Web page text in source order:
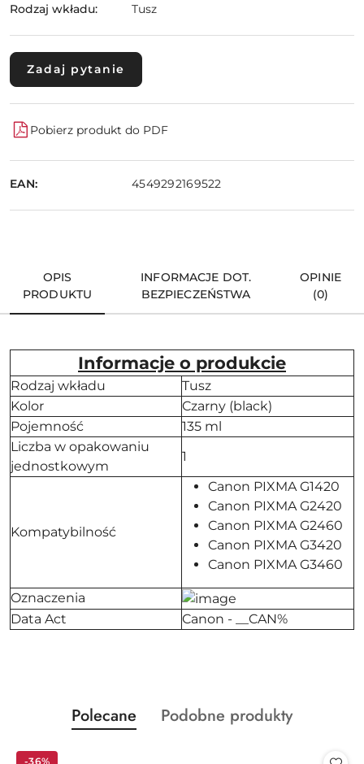
Rodzaj wkładu:
Tusz
Zadaj pytanie
Pobierz produkt do PDF
EAN: 4549292169522
OPIS
PRODUKTU
INFORMACJE DOT.
BEZPIECZEŃSTWA
OPINIE
(0)
Informacje o produkcie
Rodzaj wkładu
Tusz
Kolor
Czarny (black)
Pojemność
135 ml
Liczba w opakowaniu
jednostkowym
1
Kompatybilność
Canon PIXMA G1420
Canon PIXMA G2420
Canon PIXMA G2460
Canon PIXMA G3420
Canon PIXMA G3460
Oznaczenia
Data Act
Canon - __CAN%
Pomiń karuzelę produktów
Produkty
o
Polecane
Produkty
Podobne produkty
-36%